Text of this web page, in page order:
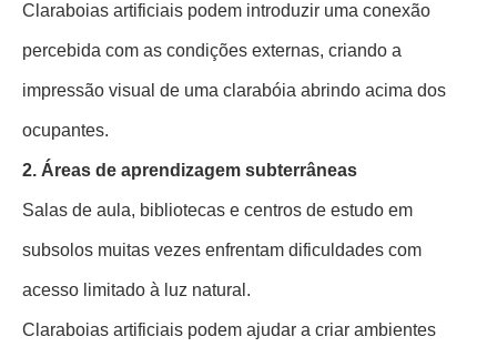
Claraboias artificiais podem introduzir uma conexão
percebida com as condições externas, criando a
impressão visual de uma clarabóia abrindo acima dos
ocupantes.
2. Áreas de aprendizagem subterrâneas
Salas de aula, bibliotecas e centros de estudo em
subsolos muitas vezes enfrentam dificuldades com
acesso limitado à luz natural.
Claraboias artificiais podem ajudar a criar ambientes